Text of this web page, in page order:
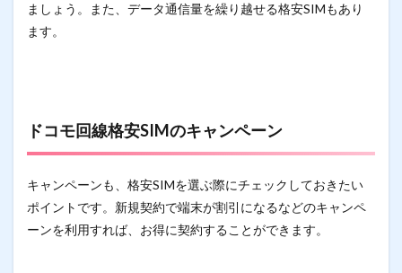
ましょう。また、データ通信量を繰り越せる格安SIMもあり
ます。
ドコモ回線格安SIMのキャンペーン
キャンペーンも、格安SIMを選ぶ際にチェックしておきたい
ポイントです。新規契約で端末が割引になるなどのキャンペ
ーンを利用すれば、お得に契約することができます。